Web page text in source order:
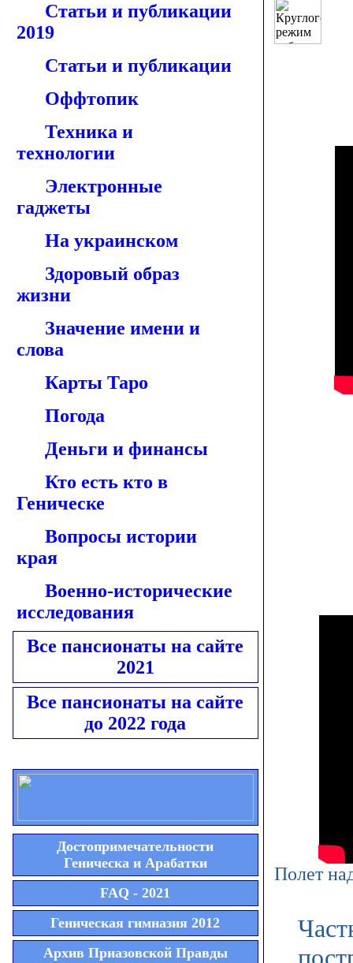
Статьи и публикации
2019
Статьи и публикации
Оффтопик
Техника и
технологии
Электронные
гаджеты
На украинском
Здоровый образ
жизни
Значение имени и
слова
Карты Таро
Погода
Деньги и финансы
Кто есть кто в
Геническе
Вопросы истории
края
Военно-исторические
исследования
Все пансионаты на сайте
2021
Все пансионаты на сайте
до 2022 года
Достопримечательности
Геническа и Арабатки
FAQ - 2021
Геническая гимназия 2012
Архив Приазовской Правды
Полет